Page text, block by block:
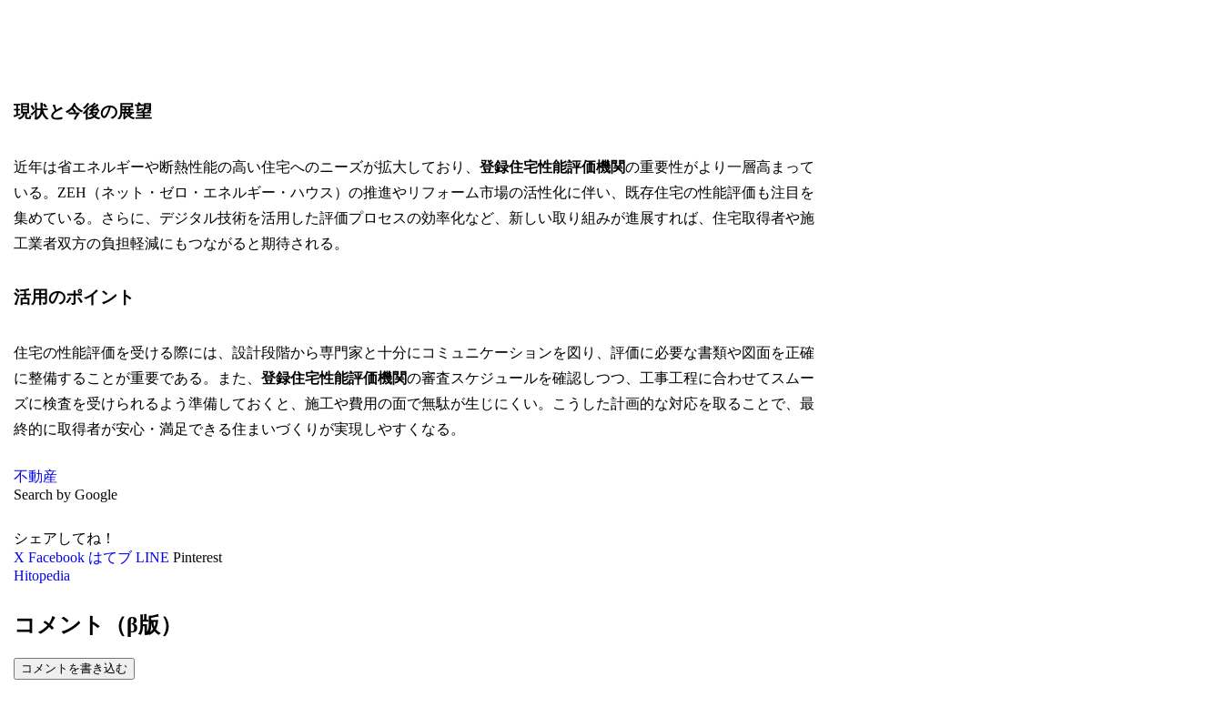
現状と今後の展望
近年は省エネルギーや断熱性能の高い住宅へのニーズが拡大しており、 登録住宅性能評価機関の重要性がより一層高まって
いる。ZEH（ネット・ゼロ・エネルギー・ハウス）の推進やリフォーム市場の活性化に伴い、既存住宅の性能評価も注目を
集めている。さらに、デジタル技術を活用した評価プロセスの効率化など、新しい取り組みが進展すれば、住宅取得者や施
工業者双方の負担軽減にもつながると期待される。
活用のポイント
住宅の性能評価を受ける際には、設計段階から専門家と十分にコミュニケーションを図り、評価に必要な書類や図面を正確
に整備することが重要である。また、 登録住宅性能評価機関の審査スケジュールを確認しつつ、工事工程に合わせてスムー
ズに検査を受けられるよう準備しておくと、施工や費用の面で無駄が生じにくい。こうした計画的な対応を取ることで、最
終的に取得者が安心・満足できる住まいづくりが実現しやすくなる。
不動産
Search by Google
シェアしてね！
X Facebook はてブ LINE Pinterest
Hitopedia
コメント（β版）
コメントを書き込む